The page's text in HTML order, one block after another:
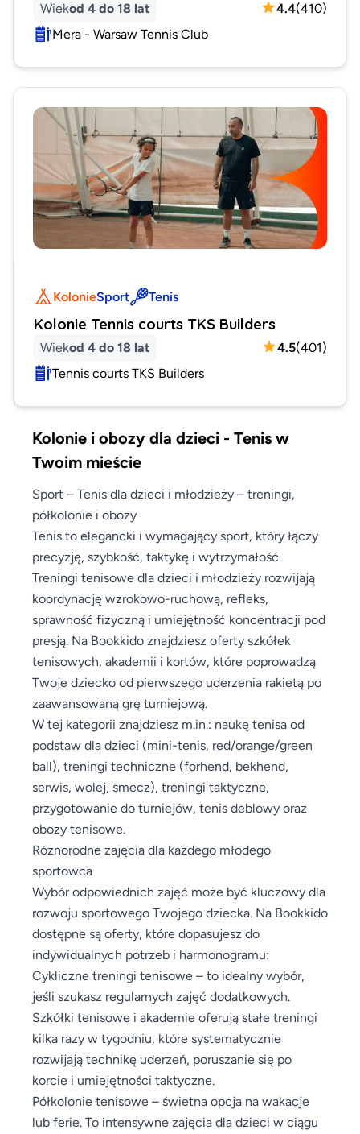
Wiekod 4 do 18 lat 4.4(410)
Mera - Warsaw Tennis Club
KolonieSport Tenis
Kolonie Tennis courts TKS Builders
Wiekod 4 do 18 lat 4.5(401)
Tennis courts TKS Builders
Kolonie i obozy dla dzieci - Tenis w
Twoim mieście
Sport – Tenis dla dzieci i młodzieży – treningi,
półkolonie i obozy
Tenis to elegancki i wymagający sport, który łączy
precyzję, szybkość, taktykę i wytrzymałość.
Treningi tenisowe dla dzieci i młodzieży rozwijają
koordynację wzrokowo-ruchową, refleks,
sprawność fizyczną i umiejętność koncentracji pod
presją. Na Bookkido znajdziesz oferty szkółek
tenisowych, akademii i kortów, które poprowadzą
Twoje dziecko od pierwszego uderzenia rakietą po
zaawansowaną grę turniejową.
W tej kategorii znajdziesz m.in.: naukę tenisa od
podstaw dla dzieci (mini-tenis, red/orange/green
ball), treningi techniczne (forhend, bekhend,
serwis, wolej, smecz), treningi taktyczne,
przygotowanie do turniejów, tenis deblowy oraz
obozy tenisowe.
Różnorodne zajęcia dla każdego młodego
sportowca
Wybór odpowiednich zajęć może być kluczowy dla
rozwoju sportowego Twojego dziecka. Na Bookkido
dostępne są oferty, które dopasujesz do
indywidualnych potrzeb i harmonogramu:
Cykliczne treningi tenisowe – to idealny wybór,
jeśli szukasz regularnych zajęć dodatkowych.
Szkółki tenisowe i akademie oferują stałe treningi
kilka razy w tygodniu, które systematycznie
rozwijają technikę uderzeń, poruszanie się po
korcie i umiejętności taktyczne.
Półkolonie tenisowe – świetna opcja na wakacje
lub ferie. To intensywne zajęcia dla dzieci w ciągu